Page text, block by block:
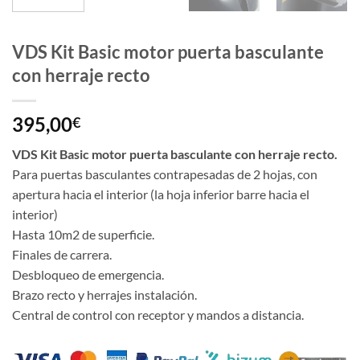
VDS Kit Basic motor puerta basculante
con herraje recto
395,00€
VDS Kit Basic motor puerta basculante con herraje recto.
Para puertas basculantes contrapesadas de 2 hojas, con
apertura hacia el interior (la hoja inferior barre hacia el
interior)
Hasta 10m2 de superficie.
Finales de carrera.
Desbloqueo de emergencia.
Brazo recto y herrajes instalación.
Central de control con receptor y mandos a distancia.